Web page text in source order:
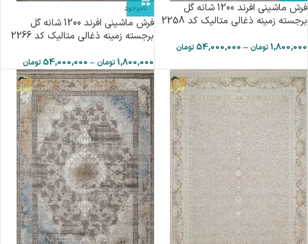
فرش ماشینی افرند 1200 شانه گل
برجسته زمینه ذغالی متالیک کد 2258
1,800,000 تومان–
54,000,000 تومان
ناموجود
فرش ماشینی افرند 1200 شانه گل
برجسته زمینه ذغالی متالیک کد 2266
1,800,000 تومان –
54,000,000 تومان